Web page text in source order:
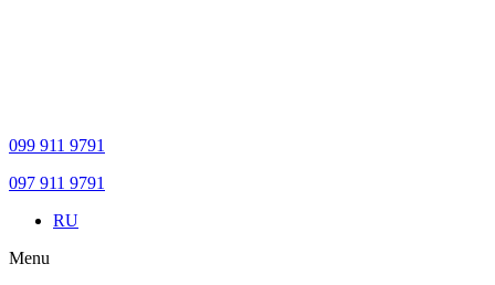
099 911 9791
097 911 9791
RU
Menu